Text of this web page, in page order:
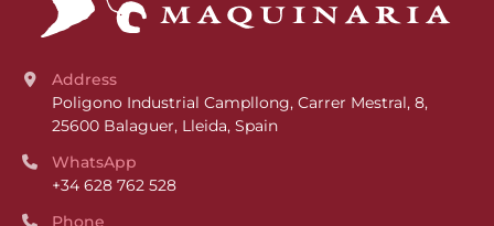
Address
Poligono Industrial Campllong, Carrer Mestral, 8,
25600 Balaguer, Lleida, Spain
WhatsApp
+34 628 762 528
Phone